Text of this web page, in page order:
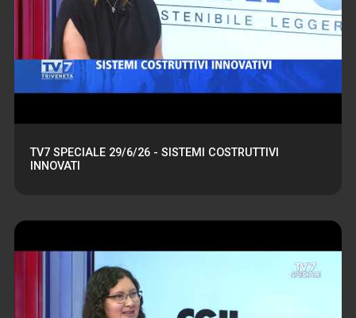
TV7 SPECIALE 29/6/26 - SISTEMI COSTRUTTIVI
INNOVATI